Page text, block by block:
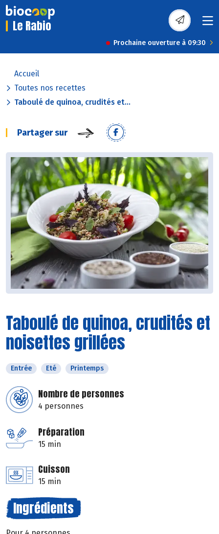
Le Rabio
Prochaine ouverture à 09:30
Accueil
Toutes nos recettes
Taboulé de quinoa, crudités et...
Partager sur
Taboulé de quinoa, crudités et
noisettes grillées
Entrée Eté Printemps
Nombre de personnes
4 personnes
Préparation
15 min
Cuisson
15 min
Ingrédients